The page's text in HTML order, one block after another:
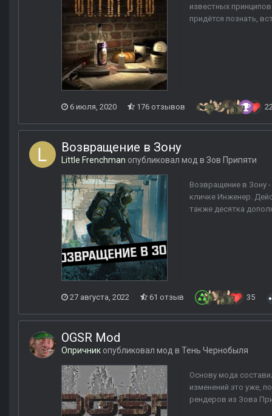
известных
придётся познать,
6 июля, 2020 176 отзывов
Возвращение в Зону
Little Frenchman опубликовал мод в Зов Припяти
Возвращение в Зону
кличке Инженер.
также десятка
27 августа, 2022 61 отзыв 35
OGSR Mod
Опричник опубликовал мод в Тень Чернобыля
Основу мода
изменений это уже,
рендеров из Зова